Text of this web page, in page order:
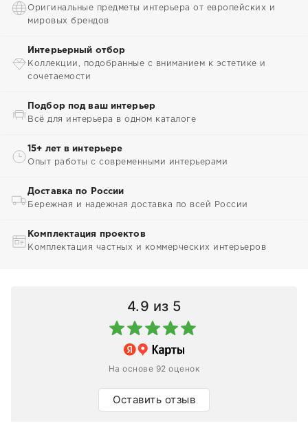
Оригинальные предметы интерьера от европейских и
мировых брендов
Интерьерный отбор
Коллекции, подобранные с вниманием к эстетике и
сочетаемости
Подбор под ваш интерьер
Всё для интерьера в одном каталоге
15+ лет в интерьере
Опыт работы с современными интерьерами
Доставка по России
Бережная и надежная доставка по всей России
Комплектация проектов
Комплектация частных и коммерческих интерьеров
4.9 из 5
На основе 92 оценок
Оставить отзыв